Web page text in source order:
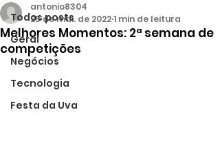
Todos posts
Geral
Negócios
Tecnologia
Festa da Uva
Melhores Momentos: 2ª semana de
competições
antonio8304
25 de mai. de 20221 min de leitura